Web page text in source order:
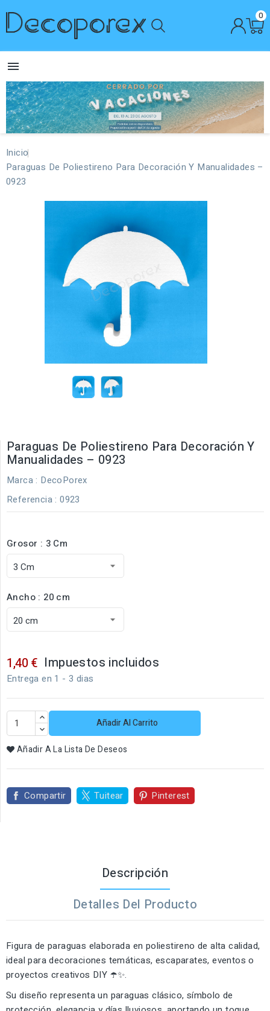
0

Inicio
Paraguas De Poliestireno Para Decoración Y Manualidades –
0923
Paraguas De Poliestireno Para Decoración Y
Manualidades – 0923
Marca : DecoPorex
Referencia : 0923
Grosor : 3 Cm
Ancho : 20 cm
1,40 € Impuestos incluidos
Entrega en 1 - 3 dias
Añadir Al Carrito
Añadir A La Lista De Deseos
Compartir Tuitear Pinterest
Descripción
Detalles Del Producto
Figura de paraguas elaborada en poliestireno de alta calidad,
ideal para decoraciones temáticas, escaparates, eventos o
proyectos creativos DIY ☂️✨.
Su diseño representa un paraguas clásico, símbolo de